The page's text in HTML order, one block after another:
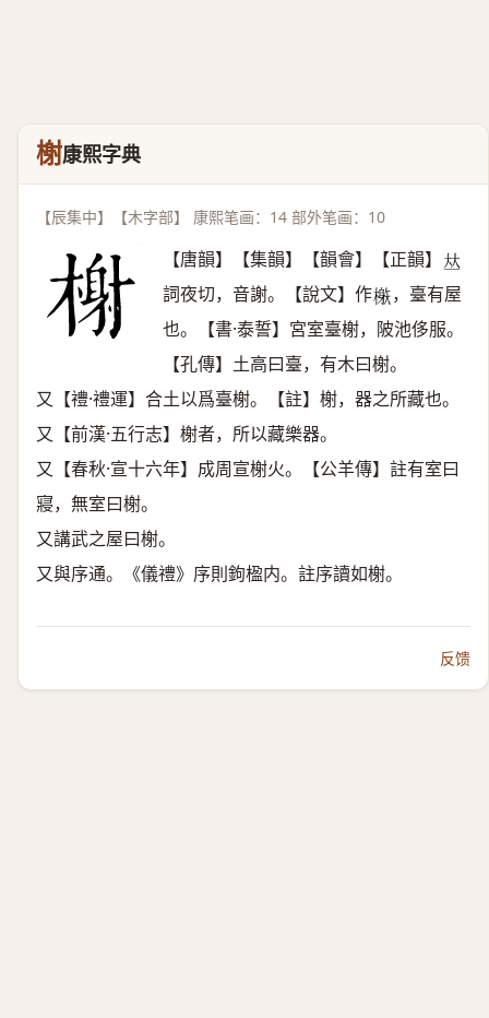
榭康熙字典
【辰集中】【木字部】 康熙笔画：14 部外笔画：10
【唐韻】【集韻】【韻會】【正韻】 𠀤
詞夜切，音謝。【說文】作𣛘 ，臺有屋
也。【書·泰誓】宮室臺榭，陂池侈服。
【孔傳】土高曰臺，有木曰榭。
又【禮·禮運】合土以爲臺榭。【註】榭，器之所藏也。
又【前漢·五行志】榭者，所以藏樂器。
又【春秋·宣十六年】成周宣榭火。【公羊傳】註有室曰
寢，無室曰榭。
又講武之屋曰榭。
又與序通。《儀禮》序則鉤楹内。註序讀如榭。
反馈